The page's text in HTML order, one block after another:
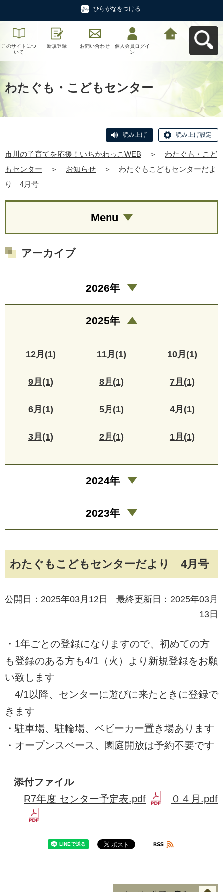
ひらがなをつける
このサイトにつ
いて
新規登録 お問い合わせ
個人会員ログイ
ン
わたぐも・こどもセンター
読み上げ 読み上げ設定
市川の子育てを応援！いちかわっこWEB ＞
わたぐも・こど
もセンター
＞ お知らせ ＞
わたぐもこどもセンターだよ
り 4月号
わたぐもこどもセンターだより 4月号
公開日：2025年03月12日 最終更新日：2025年03月
13日
・1年ごとの登録になりますので、初めての方
も登録のある方も4/1（火）より新規登録をお願
い致します
4/1以降、センターに遊びに来たときに登録で
きます
・駐車場、駐輪場、ベビーカー置き場あります
・オープンスペース、園庭開放は予約不要です
添付ファイル
R7年度 センター予定表.pdf
０４月.pdf
Menu
アーカイブ
2026年
2025年
12月(1) 11月(1) 10月(1)
9月(1) 8月(1) 7月(1)
6月(1) 5月(1) 4月(1)
3月(1) 2月(1) 1月(1)
2024年
2023年